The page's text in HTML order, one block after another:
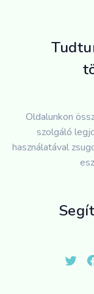
Oldalunkon
szolgáló
használatával